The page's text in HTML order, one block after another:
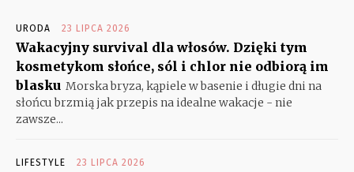
URODA 23 LIPCA 2026
Wakacyjny survival dla włosów. Dzięki tym
kosmetykom słońce, sól i chlor nie odbiorą im
blasku Morska bryza, kąpiele w basenie i długie dni na
słońcu brzmią jak przepis na idealne wakacje - nie
zawsze...
LIFESTYLE 23 LIPCA 2026